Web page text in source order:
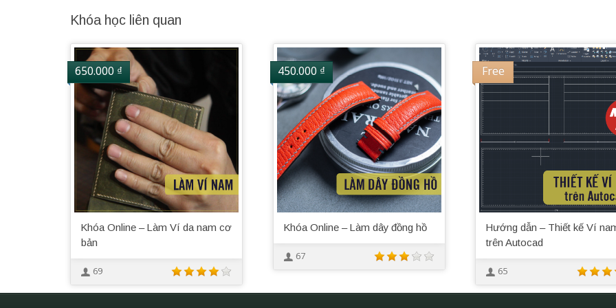
Khóa học liên quan
650.000 ₫
Khóa Online – Làm Ví da nam cơ
bản
69
450.000 ₫
Khóa Online – Làm dây đồng hồ
67
Free
Hướng dẫn – Thiết kế Ví
trên Autocad
65